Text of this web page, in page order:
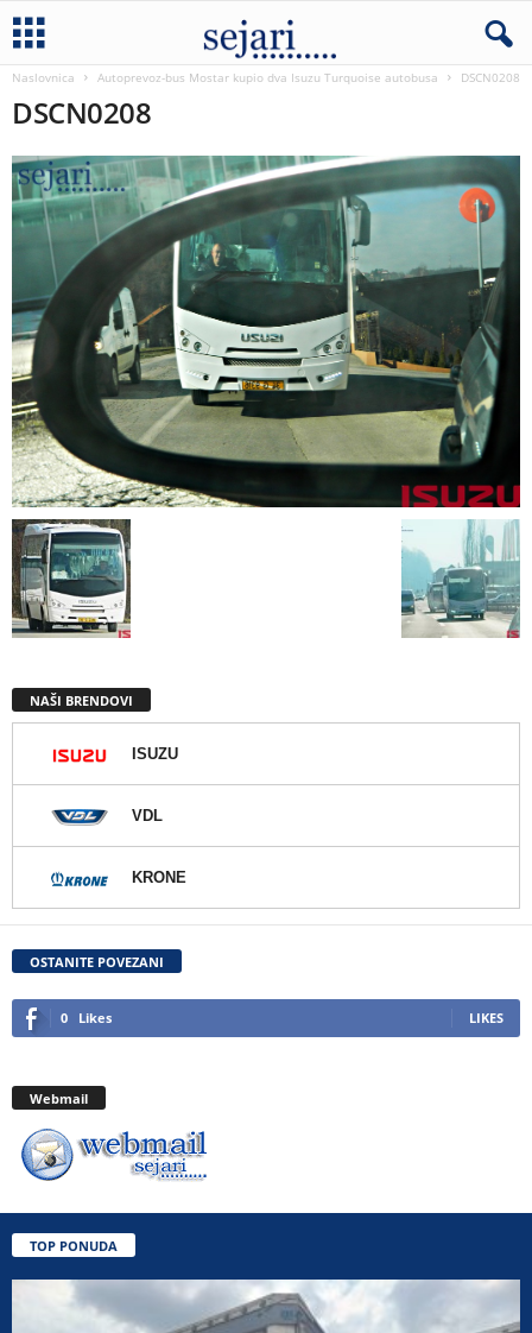
Naslovnica Autoprevoz-bus Mostar kupio dva Isuzu Turquoise autobusa DSCN0208
DSCN0208
NAŠI BRENDOVI
ISUZU
VDL
KRONE
OSTANITE POVEZANI
0 Likes LIKES
Webmail
TOP PONUDA